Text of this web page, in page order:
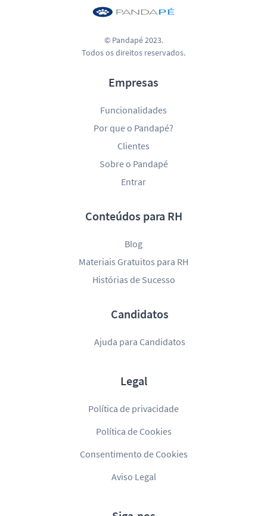
© Pandapé 2023.
Todos os direitos reservados.
Empresas
Funcionalidades
Por que o Pandapé?
Clientes
Sobre o Pandapé
Entrar
Conteúdos para RH
Blog
Materiais Gratuitos para RH
Histórias de Sucesso
Candidatos
Ajuda para Candidatos
Legal
Política de privacidade
Política de Cookies
Consentimento de Cookies
Aviso Legal